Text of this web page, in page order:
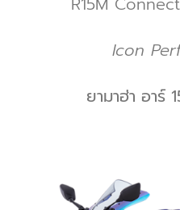
Icon
ยามาฮ่า อาร์